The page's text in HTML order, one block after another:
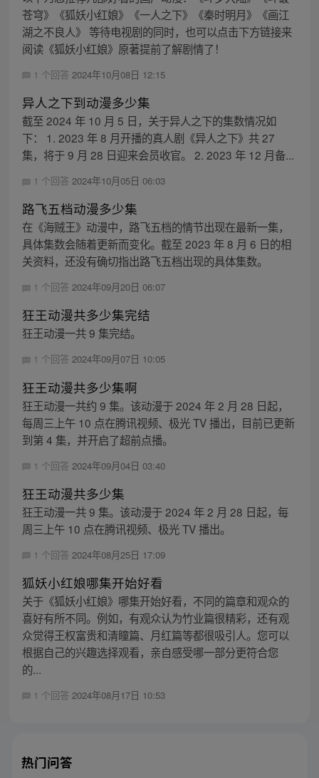
苍穹》《狐妖小红娘》《一人之下》《秦时明月》《画江
湖之不良人》 等待电视剧的同时，也可以点击下方链接来
阅读《狐妖小红娘》原著提前了解剧情了！
1 个回答 2024年10月08日 12:15
异人之下到动漫多少集
截至 2024 年 10 月 5 日，关于异人之下的集数情况如
下： 1. 2023 年 8 月开播的真人剧《异人之下》共 27
集，将于 9 月 28 日迎来会员收官。 2. 2023 年 12 月备...
1 个回答 2024年10月05日 06:03
路飞五档动漫多少集
在《海贼王》动漫中，路飞五档的情节出现在最新一集，
具体集数会随着更新而变化。截至 2023 年 8 月 6 日的相
关资料，还没有确切指出路飞五档出现的具体集数。
1 个回答 2024年09月20日 06:07
狂王动漫共多少集完结
狂王动漫一共 9 集完结。
1 个回答 2024年09月07日 10:05
狂王动漫共多少集啊
狂王动漫一共约 9 集。该动漫于 2024 年 2 月 28 日起，
每周三上午 10 点在腾讯视频、极光 TV 播出，目前已更新
到第 4 集，并开启了超前点播。
1 个回答 2024年09月04日 03:40
狂王动漫共多少集
狂王动漫一共 9 集。该动漫于 2024 年 2 月 28 日起，每
周三上午 10 点在腾讯视频、极光 TV 播出。
1 个回答 2024年08月25日 17:09
狐妖小红娘哪集开始好看
关于《狐妖小红娘》哪集开始好看，不同的篇章和观众的
喜好有所不同。例如，有观众认为竹业篇很精彩，还有观
众觉得王权富贵和清瞳篇、月红篇等都很吸引人。您可以
根据自己的兴趣选择观看，亲自感受哪一部分更符合您
的...
1 个回答 2024年08月17日 10:53
热门问答